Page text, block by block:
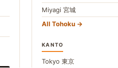
Miyagi 宮城
All Tohoku
KANTO
Tokyo 東京